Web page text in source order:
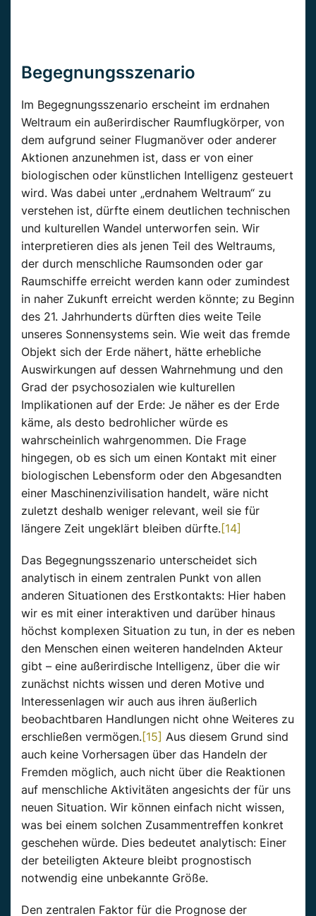
Begegnungsszenario
Im Begegnungsszenario erscheint im erdnahen
Weltraum ein außerirdischer Raumflugkörper, von
dem aufgrund seiner Flugmanöver oder anderer
Aktionen anzunehmen ist, dass er von einer
biologischen oder künstlichen Intelligenz gesteuert
wird. Was dabei unter „erdnahem Weltraum“ zu
verstehen ist, dürfte einem deutlichen technischen
und kulturellen Wandel unterworfen sein. Wir
interpretieren dies als jenen Teil des Weltraums,
der durch menschliche Raumsonden oder gar
Raumschiffe erreicht werden kann oder zumindest
in naher Zukunft erreicht werden könnte; zu Beginn
des 21. Jahrhunderts dürften dies weite Teile
unseres Sonnensystems sein. Wie weit das fremde
Objekt sich der Erde nähert, hätte erhebliche
Auswirkungen auf dessen Wahrnehmung und den
Grad der psychosozialen wie kulturellen
Implikationen auf der Erde: Je näher es der Erde
käme, als desto bedrohlicher würde es
wahrscheinlich wahrgenommen. Die Frage
hingegen, ob es sich um einen Kontakt mit einer
biologischen Lebensform oder den Abgesandten
einer Maschinenzivilisation handelt, wäre nicht
zuletzt deshalb weniger relevant, weil sie für
längere Zeit ungeklärt bleiben dürfte.[14]
Das Begegnungsszenario unterscheidet sich
analytisch in einem zentralen Punkt von allen
anderen Situationen des Erstkontakts: Hier haben
wir es mit einer interaktiven und darüber hinaus
höchst komplexen Situation zu tun, in der es neben
den Menschen einen weiteren handelnden Akteur
gibt – eine außerirdische Intelligenz, über die wir
zunächst nichts wissen und deren Motive und
Interessenlagen wir auch aus ihren äußerlich
beobachtbaren Handlungen nicht ohne Weiteres zu
erschließen vermögen.[15] Aus diesem Grund sind
auch keine Vorhersagen über das Handeln der
Fremden möglich, auch nicht über die Reaktionen
auf menschliche Aktivitäten angesichts der für uns
neuen Situation. Wir können einfach nicht wissen,
was bei einem solchen Zusammentreffen konkret
geschehen würde. Dies bedeutet analytisch: Einer
der beteiligten Akteure bleibt prognostisch
notwendig eine unbekannte Größe.
Den zentralen Faktor für die Prognose der